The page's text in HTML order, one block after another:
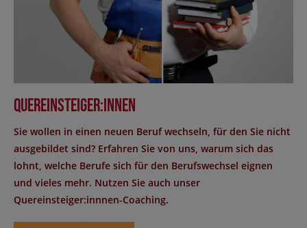
Quereinsteiger:innen
Sie wollen in einen neuen Beruf wechseln, für den Sie nicht
ausgebildet sind? Erfahren Sie von uns, warum sich das
lohnt, welche Berufe sich für den Berufswechsel eignen
und vieles mehr. Nutzen Sie auch unser
Quereinsteiger:innnen-Coaching.